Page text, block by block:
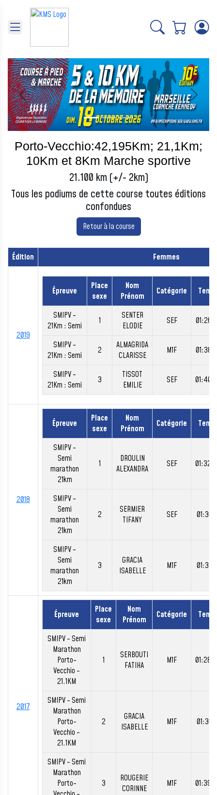
Précédent Suivant
Porto-Vecchio:42,195Km; 21,1Km;
10Km et 8Km Marche sportive
21.100 km (+/- 2km)
Tous les podiums de cette course toutes éditions
confondues
Retour à la course
Édition Femmes
2019
Épreuve
Place
sexe
Nom
Prénom
Catégorie
SMIPV -
21Km : Semi
1
SENTER
ELODIE
SEF
SMIPV -
21Km : Semi
2
ALMAGRIDA
CLARISSE
M1F
SMIPV -
21Km : Semi
3
TISSOT
EMILIE
SEF
2018
Épreuve
Place
sexe
Nom
Prénom
Catégorie
SMIPV -
Semi
marathon
21km
1
DROULIN
ALEXANDRA
SEF
SMIPV -
Semi
marathon
21km
2
SERMIER
TIFANY
SEF
SMIPV -
Semi
marathon
21km
3
GRACIA
ISABELLE
M1F
2017
Épreuve
Place
sexe
Nom
Prénom
Catégorie
SMIPV - Semi
Marathon
Porto-
Vecchio -
21.1KM
1
SERBOUTI
FATIHA
M1F
SMIPV - Semi
Marathon
Porto-
Vecchio -
21.1KM
2
GRACIA
ISABELLE
M1F
SMIPV - Semi
Marathon
Porto-
3
ROUGERIE
CORINNE
M1F
Panneau de gestion des cookies